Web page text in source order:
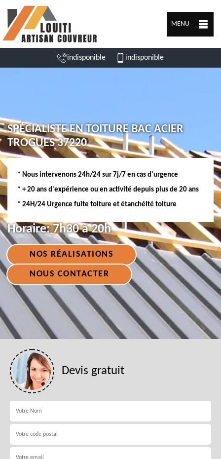
MENU
indisponible indisponible
SPÉCIALISTE EN TOITURE BAC ACIER
TROGUES 37220
* Nous intervenons 24h/24 sur 7j/7 en cas d'urgence
* + 20 ans d'expérience ou en activité depuis plus de 20 ans
* 24H/24 Urgence fuite toiture et étanchéité toiture
Horaire:7h30 à 20h
NOS RÉALISATIONS
NOUS CONTACTER
Devis gratuit